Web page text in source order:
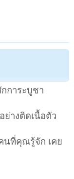
การะบูชา
ย่างติดเนื้อตัว
นที่คุณรู้จัก เคย